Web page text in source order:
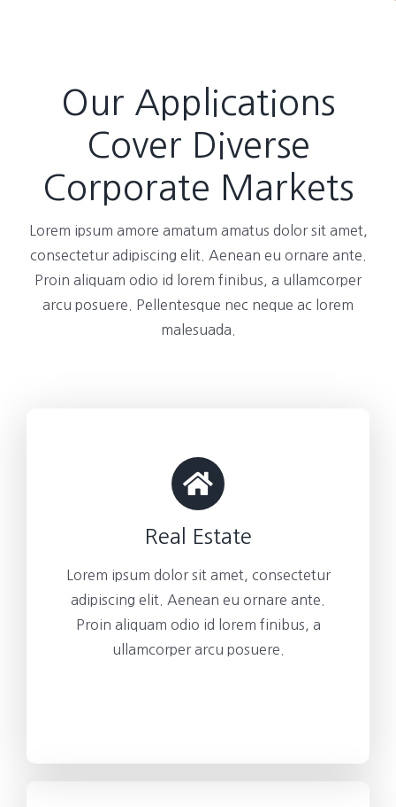
Our Applications
Cover Diverse
Corporate Markets
Lorem ipsum amore amatum amatus dolor sit amet,
consectetur adipiscing elit. Aenean eu ornare ante.
Proin aliquam odio id lorem finibus, a ullamcorper
arcu posuere. Pellentesque nec neque ac lorem
malesuada.
Real Estate
Lorem ipsum dolor sit amet, consectetur
adipiscing elit. Aenean eu ornare ante.
Proin aliquam odio id lorem finibus, a
ullamcorper arcu posuere.